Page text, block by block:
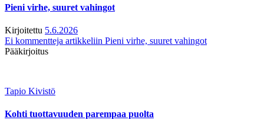
Pieni virhe, suuret vahingot
Kirjoitettu 5.6.2026
Ei kommentteja artikkeliin Pieni virhe, suuret vahingot
Pääkirjoitus
Tapio Kivistö
Kohti tuottavuuden parempaa puolta